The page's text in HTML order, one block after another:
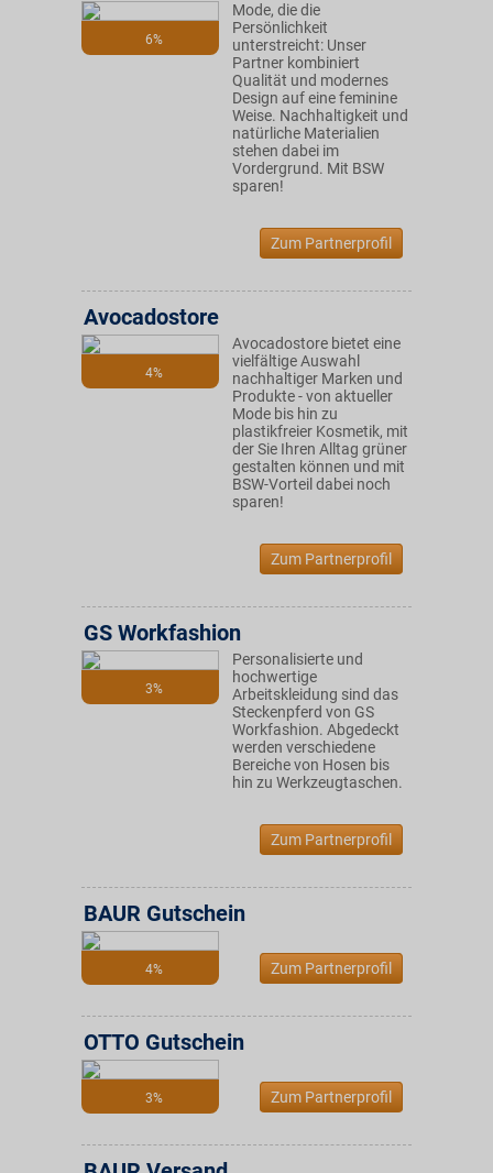
6%
Mode, die die
Persönlichkeit
unterstreicht: Unser
Partner kombiniert
Qualität und modernes
Design auf eine feminine
Weise. Nachhaltigkeit und
natürliche Materialien
stehen dabei im
Vordergrund. Mit BSW
sparen!
Zum Partnerprofil
4%
Avocadostore
Avocadostore bietet eine
vielfältige Auswahl
nachhaltiger Marken und
Produkte - von aktueller
Mode bis hin zu
plastikfreier Kosmetik, mit
der Sie Ihren Alltag grüner
gestalten können und mit
BSW-Vorteil dabei noch
sparen!
Zum Partnerprofil
3%
GS Workfashion
Personalisierte und
hochwertige
Arbeitskleidung sind das
Steckenpferd von GS
Workfashion. Abgedeckt
werden verschiedene
Bereiche von Hosen bis
hin zu Werkzeugtaschen.
Zum Partnerprofil
4%
BAUR Gutschein
Zum Partnerprofil
3%
OTTO Gutschein
Zum Partnerprofil